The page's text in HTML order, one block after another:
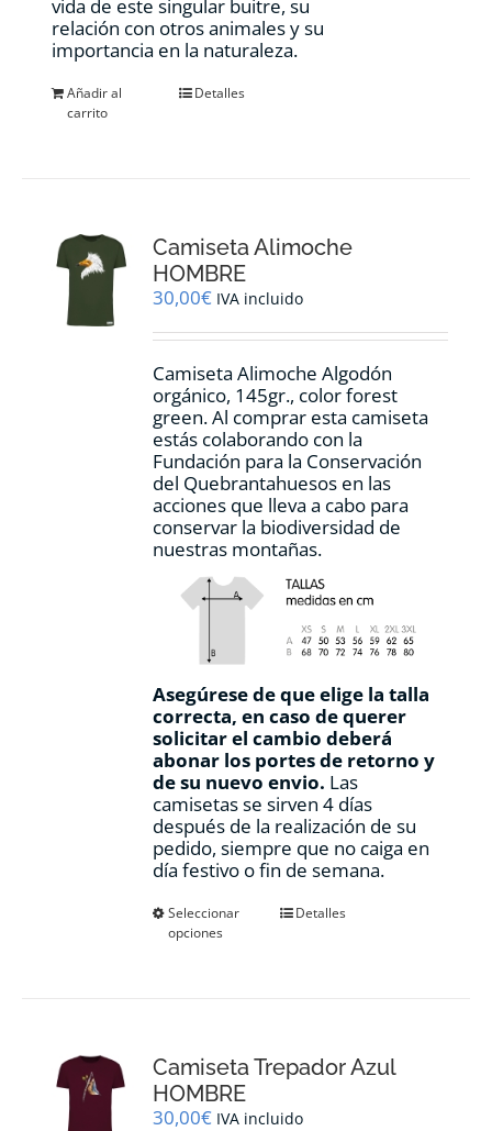
vida de este singular buitre, su
relación con otros animales y su
importancia en la naturaleza.
Añadir al
carrito
Detalles
Camiseta Alimoche
HOMBRE
30,00€ IVA incluido
Camiseta Alimoche Algodón
orgánico, 145gr., color forest
green. Al comprar esta camiseta
estás colaborando con la
Fundación para la Conservación
del Quebrantahuesos en las
acciones que lleva a cabo para
conservar la biodiversidad de
nuestras montañas.
Asegúrese de que elige la talla
correcta, en caso de querer
solicitar el cambio deberá
abonar los portes de retorno y
de su nuevo envio. Las
camisetas se sirven 4 días
después de la realización de su
pedido, siempre que no caiga en
día festivo o fin de semana.
Seleccionar
opciones
Este
se
elegir
Detalles
Camiseta Trepador Azul
HOMBRE
30,00€ IVA incluido